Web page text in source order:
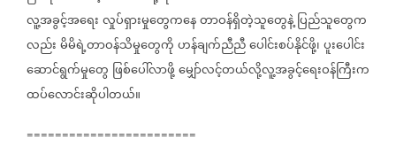
လူ့အခွင့်အရေးလှုပ်ရှားမှုတွေကနေတာဝန်ရှိတဲ့သူတွေနဲ့ပြည်သူတွေက
လည်းမိမိရဲ့တာဝန်သိမှုတွေကိုဟန်ချက်ညီညီပေါင်းစပ်နိုင်ဖို့၊ပူးပေါင်း
ဆောင်ရွက်မှုတွေ ဖြစ်ပေါ်လာဖို့မျှော်လင့်တယ်လို့လူ့အခွင့်ရေးဝန်ကြီးက
ထပ်လောင်းဆိုပါတယ်။
========================